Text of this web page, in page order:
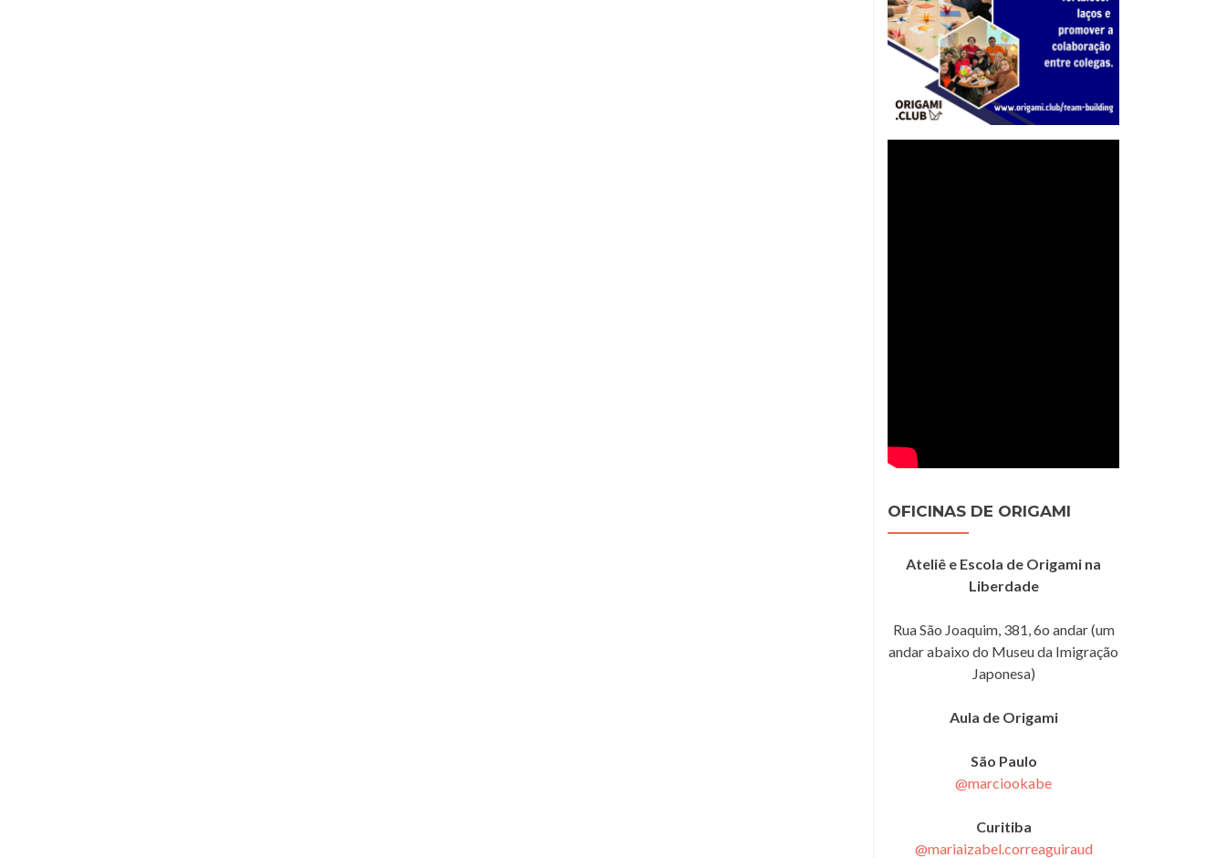
OFICINAS DE ORIGAMI
Ateliê e Escola de Origami na
Liberdade
Rua São Joaquim, 381, 6o andar (um
andar abaixo do Museu da Imigração
Japonesa)
Aula de Origami
São Paulo
@marciookabe
Curitiba
@mariaizabel.correaguiraud